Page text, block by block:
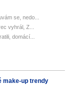
se, nedo...
vyhrál, Z...
domácí...
make-up trendy